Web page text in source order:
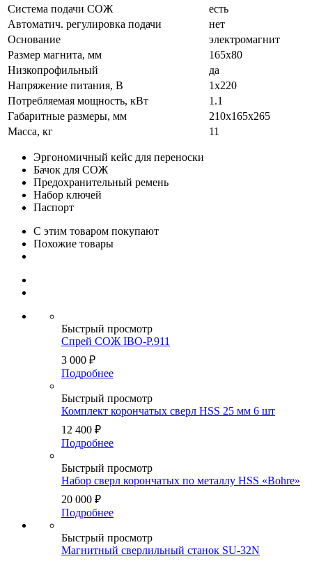
Система подачи СОЖ
есть
Автоматич. регулировка подачи
нет
Основание
электромагнит
Размер магнита, мм
165x80
Низкопрофильный
да
Напряжение питания, В
1x220
Потребляемая мощность, кВт
1.1
Габаритные размеры, мм
210х165х265
Масса, кг
11
Эргономичный кейс для переноски
Бачок для СОЖ
Предохранительный ремень
Набор ключей
Паспорт
С этим товаром покупают
Похожие товары
Быстрый просмотр
Спрей СОЖ IBO-P.911
3 000 ₽
Подробнее
Быстрый просмотр
Комплект корончатых сверл HSS 25 мм 6 шт
12 400 ₽
Подробнее
Быстрый просмотр
Набор сверл корончатых по металлу HSS «Bohre»
20 000 ₽
Подробнее
Быстрый просмотр
Магнитный сверлильный станок SU-32N